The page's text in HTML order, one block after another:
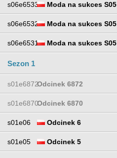
s06e6533 Moda na sukces S05
s06e6532 Moda na sukces S05
s06e6531 Moda na sukces S05
Sezon 1
s01e6872Odcinek 6872
s01e6870Odcinek 6870
s01e06 Odcinek 6
s01e05 Odcinek 5